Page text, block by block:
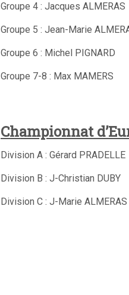
Groupe 4 : Jacques
Groupe 5 : Jean-Marie
Groupe 6 : Michel
Groupe 7-8 : Max
Championnat
Division A : Gérard
Division B : J-Christian DUBY
Division C : J-Marie